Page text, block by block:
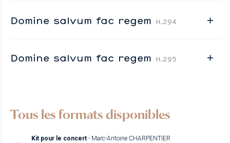
Domine salvum fac regem H.294
Domine salvum fac regem H.295
Tous les formats disponibles
Kit pour le concert - Marc-Antoine CHARPENTIER